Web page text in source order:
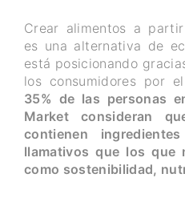
Crear alimentos a
es una alternativa de
está posicionando
los consumidores por
35% de las personas
Market consideran
contienen
llamativos que los que
como sostenibilidad,